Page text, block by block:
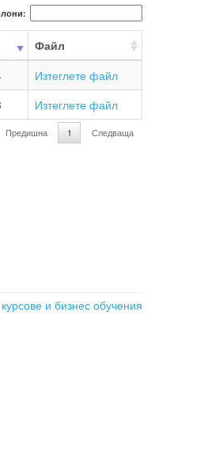
Файл
Изтеглете файл
Изтеглете файл
Предишна 1 Следваща
курсове и бизнес обучения